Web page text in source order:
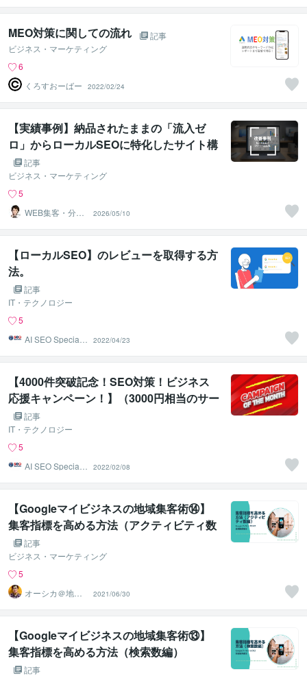
ルタント】
MEO対策に関しての流れ
記事
ビジネス・マーケティング
6
くろすおーばー
2022/02/24
【実績事例】納品されたままの「流入ゼ
ロ」からローカルSEOに特化したサイト構
造へ作り変え、CVワードで上位3位まで成
長
記事
ビジネス・マーケティング
5
WEB集客・分析
の専門家 10年以
上
2026/05/10
【ローカルSEO】のレビューを取得する方
法。
記事
IT・テクノロジー
5
AI SEO Specialis
2022/04/23
【4000件突破記念！SEO対策！ビジネス
応援キャンペーン！】（3000円相当のサー
ビスが無料です）
記事
IT・テクノロジー
5
AI SEO Specialis
2022/02/08
【Googleマイビジネスの地域集客術⑭】
集客指標を高める方法（アクティビティ数
編）記事
ビジネス・マーケティング
5
オーシカ＠地域
集客サポーター
2021/06/30
【Googleマイビジネスの地域集客術⑬】
集客指標を高める方法（検索数編）
記事